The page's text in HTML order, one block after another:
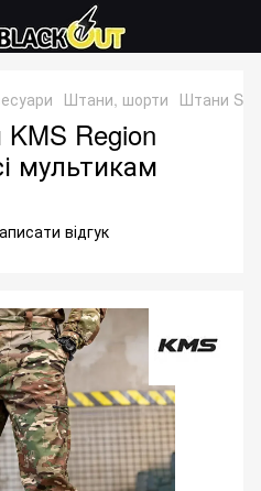
Штани, шорти Штани
Region
мультикам
відгук